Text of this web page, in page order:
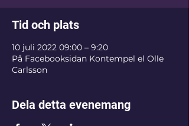
Tid och plats
10 juli 2022 09:00 – 9:20
På Facebooksidan Kontempel el Olle
Carlsson
Dela detta evenemang